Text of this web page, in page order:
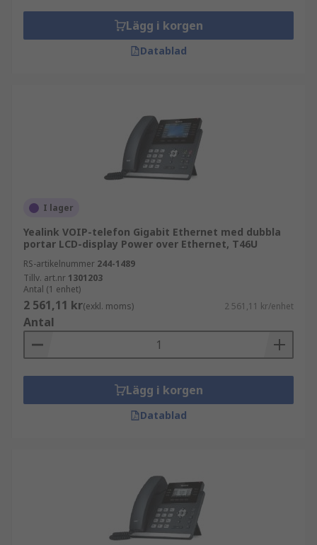
Lägg i korgen
Datablad
I lager
Yealink VOIP-telefon Gigabit Ethernet med dubbla
portar LCD-display Power over Ethernet, T46U
RS-artikelnummer 244-1489
Tillv. art.nr 1301203
Antal (1 enhet)
2 561,11 kr(exkl. moms) 2 561,11 kr/enhet
Antal
Lägg i korgen
Datablad